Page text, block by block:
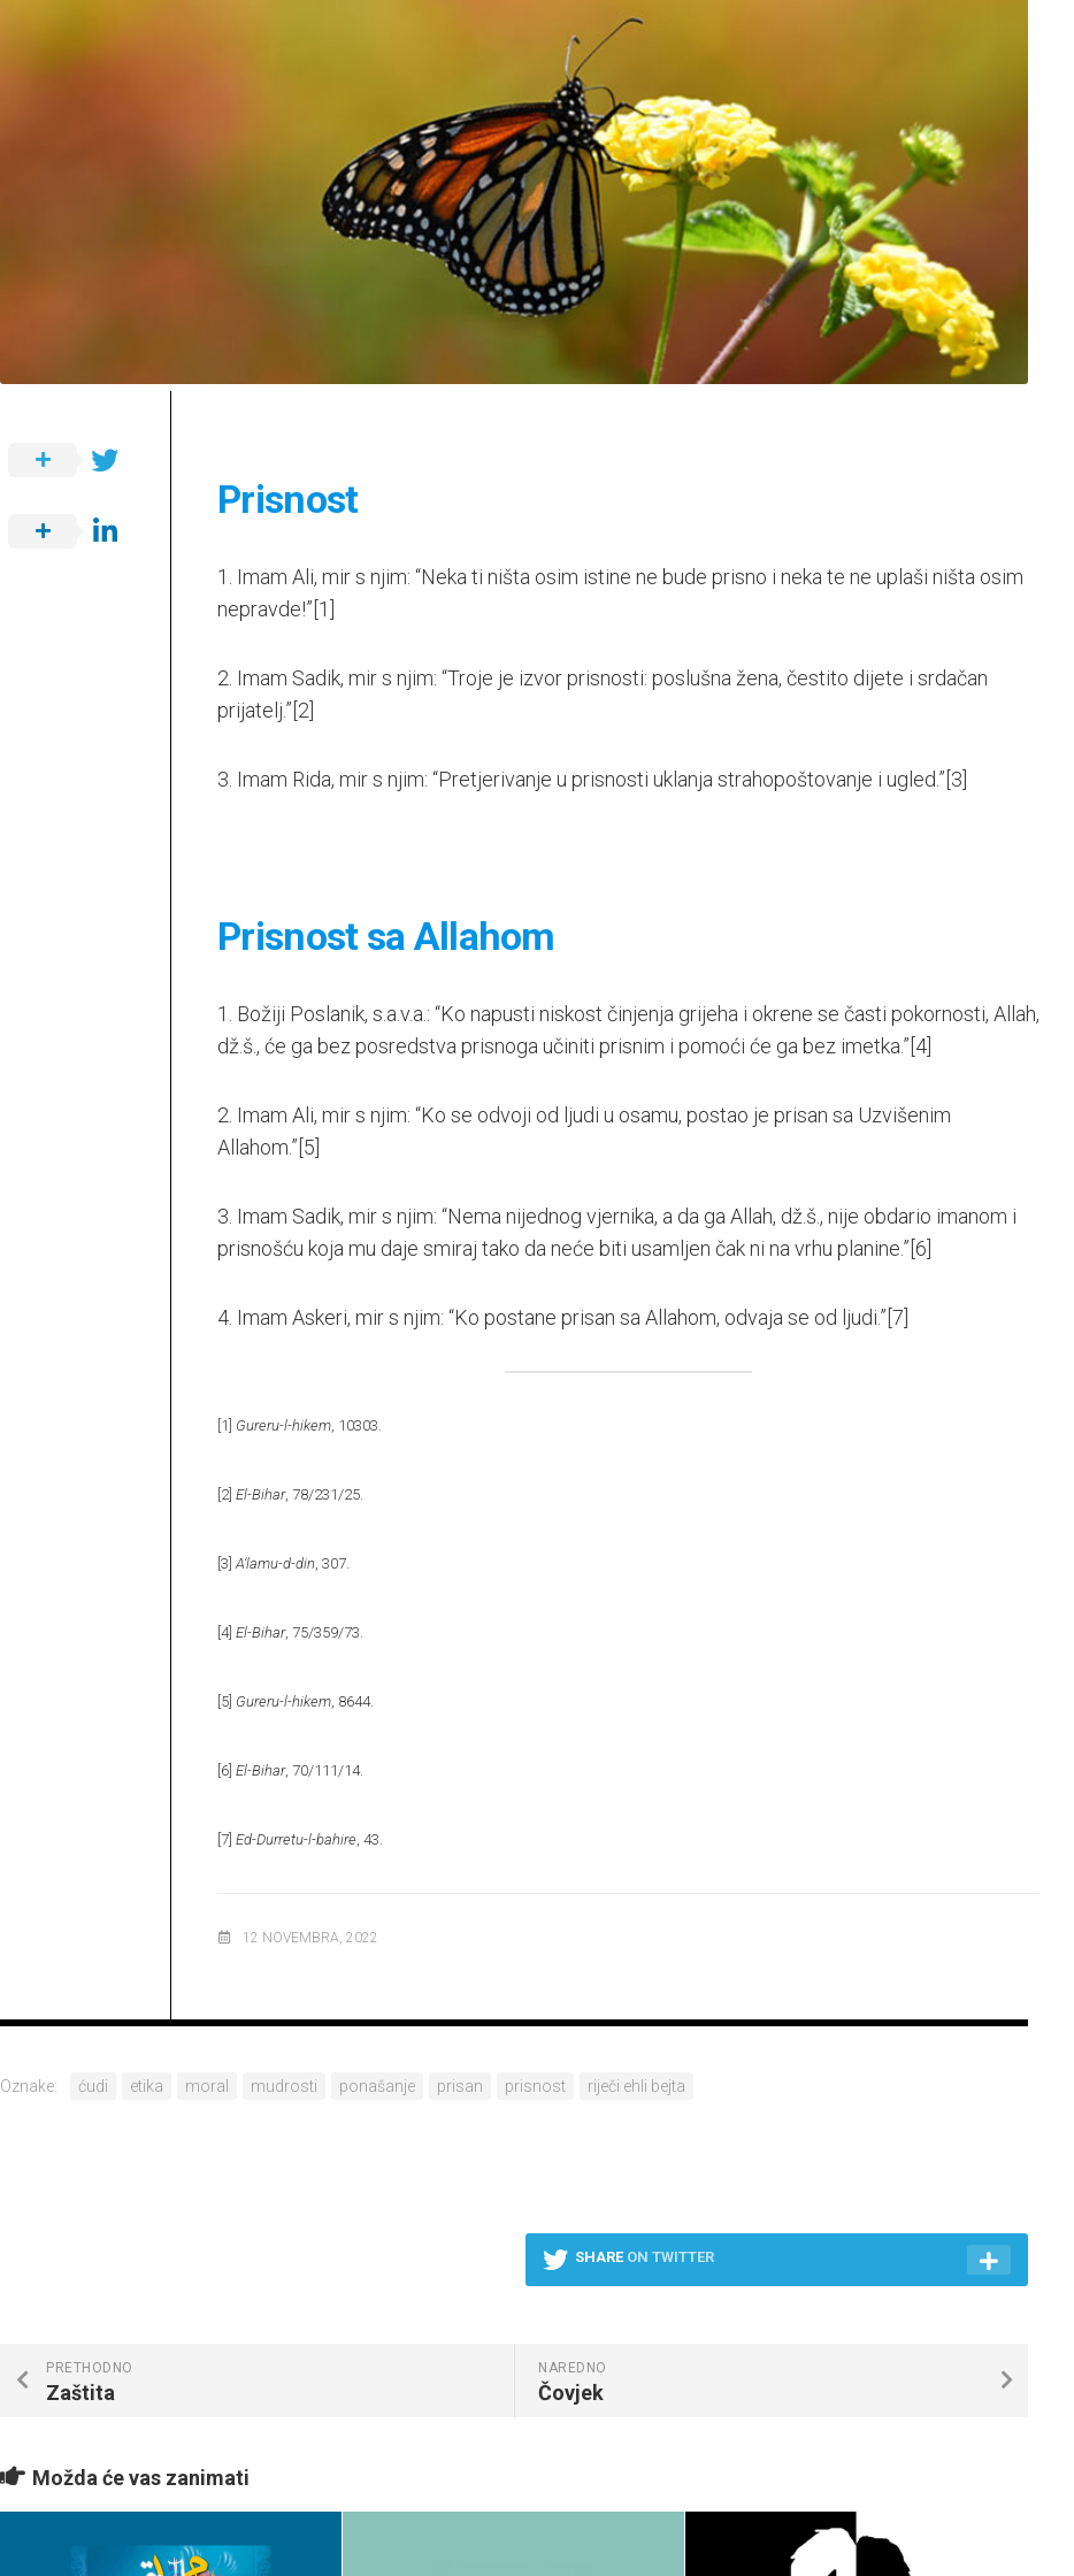
Prisnost
1. Imam Ali, mir s njim: “Neka ti ništa osim istine ne bude prisno i neka te ne uplaši ništa osim
nepravde!” [1]
2. Imam Sadik, mir s njim: “Troje je izvor prisnosti: poslušna žena, čestito dijete i srdačan
prijatelj.” [2]
3. Imam Rida, mir s njim: “Pretjerivanje u prisnosti uklanja strahopoštovanje i ugled.” [3]
Prisnost sa Allahom
1. Božiji Poslanik, s.a.v.a.: “Ko napusti niskost činjenja grijeha i okrene se časti pokornosti, Allah,
dž.š., će ga bez posredstva prisnoga učiniti prisnim i pomoći će ga bez imetka.” [4]
2. Imam Ali, mir s njim: “Ko se odvoji od ljudi u osamu, postao je prisan sa Uzvišenim
Allahom.” [5]
3. Imam Sadik, mir s njim: “Nema nijednog vjernika, a da ga Allah, dž.š., nije obdario imanom i
prisnošću koja mu daje smiraj tako da neće biti usamljen čak ni na vrhu planine.” [6]
4. Imam Askeri, mir s njim: “Ko postane prisan sa Allahom, odvaja se od ljudi.” [7]
[1] Gureru-l-hikem , 10303.
[2] El-Bihar, 78/231/25.
[3] A‘lamu-d-din , 307.
[4] El-Bihar, 75/359/73.
[5] Gureru-l-hikem , 8644.
[6] El-Bihar, 70/111/14.
[7] Ed-Durretu-l-bahire , 43.
12 NOVEMBRA, 2022
Oznake: ćudi etika moral mudrosti ponašanje prisan prisnost riječi ehli bejta
SHARE ON TWITTER
NAREDNO
Čovjek
PRETHODNO
Zaštita
Možda će vas zanimati